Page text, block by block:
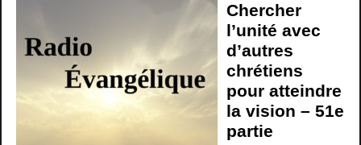
Chercher
l’unité avec
d’autres
chrétiens
pour atteindre
la vision – 51e
partie